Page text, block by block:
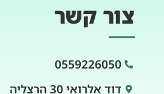
צור קשר
0559226050
דוד אלרואי 30 הרצליה